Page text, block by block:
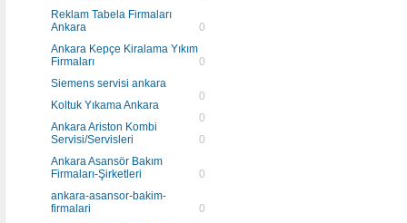
Reklam Tabela Firmaları
Ankara
0
Ankara Kepçe Kiralama Yıkım
Firmaları
0
Siemens servisi ankara
0
Koltuk Yıkama Ankara
0
Ankara Ariston Kombi
Servisi/Servisleri
0
Ankara Asansör Bakım
Firmaları-Şirketleri
0
ankara-asansor-bakim-
firmalari
0